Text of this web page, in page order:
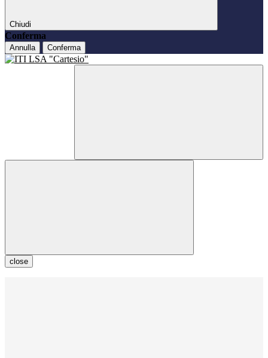
Chiudi
Conferma
Annulla Conferma
close